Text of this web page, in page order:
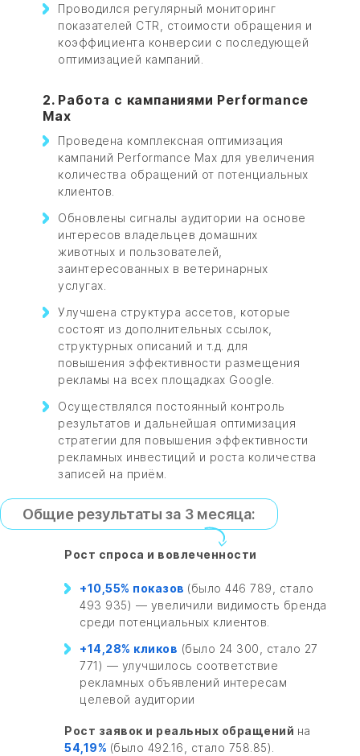
Проводился регулярный мониторинг
показателей CTR, стоимости обращения и
коэффициента конверсии с последующей
оптимизацией кампаний.
2. Работа с кампаниями Performance
Max
Проведена комплексная оптимизация
кампаний Performance Max для увеличения
количества обращений от потенциальных
клиентов.
Обновлены сигналы аудитории на основе
интересов владельцев домашних
животных и пользователей,
заинтересованных в ветеринарных
услугах.
Улучшена структура ассетов, которые
состоят из дополнительных ссылок,
структурных описаний и т.д. для
повышения эффективности размещения
рекламы на всех площадках Google.
Осуществлялся постоянный контроль
результатов и дальнейшая оптимизация
стратегии для повышения эффективности
рекламных инвестиций и роста количества
записей на приём.
Общие результаты за 3 месяца:
Рост спроса и вовлеченности
+10,55% показов (было 446 789, стало
493 935) — увеличили видимость бренда
среди потенциальных клиентов.
+14,28% кликов (было 24 300, стало 27
771) — улучшилось соответствие
рекламных объявлений интересам
целевой аудитории
Рост заявок и реальных обращений на
54,19% (было 492.16, стало 758.85).